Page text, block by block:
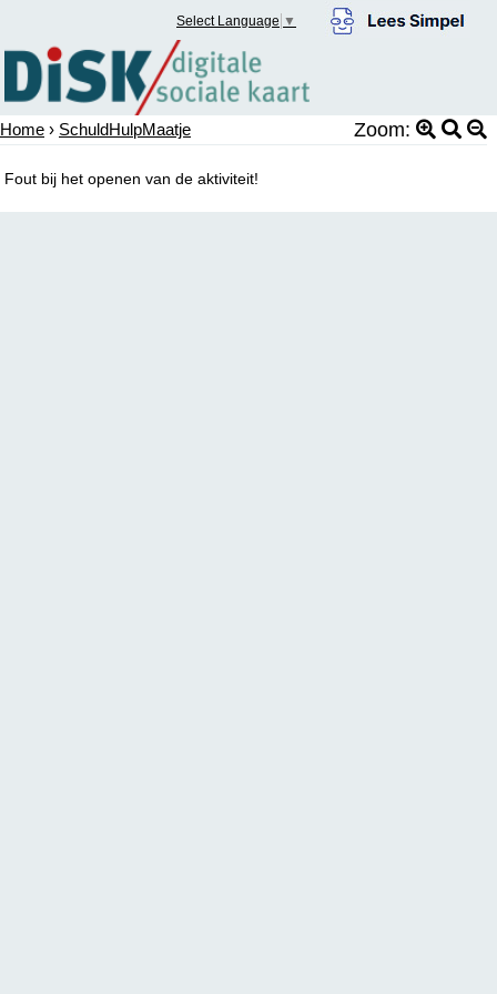
Select Language ▼
Home › SchuldHulpMaatje Zoom:
Fout bij het openen van de aktiviteit!